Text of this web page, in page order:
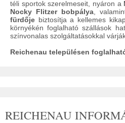
téli sportok szerelmeseit, nyáron a
Nocky Flitzer bobpálya ,
fürdője biztosítja a kellemes
környékén foglalható szállások
színvonalas szolgáltatásokkal
Reichenau településen
REICHENAU